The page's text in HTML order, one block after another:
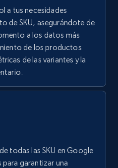
Gtin,
Top reviews, and
Comenzar ahora
new products by
URL
Gtin,
a tus necesidades
de SKU, asegurándote de
a los datos más
de los productos
de las variantes y la
todas las SKU en Google
garantizar una